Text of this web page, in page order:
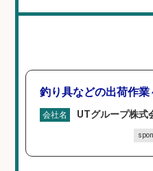
釣り具などの出荷作
会社名 UTグループ株式